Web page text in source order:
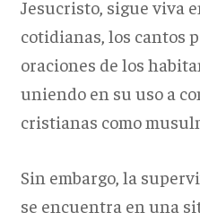
Jesucristo, sigue viva
cotidianas, los cantos
oraciones de los
uniendo en su uso a
cristianas como
Sin embargo, la
se encuentra en una